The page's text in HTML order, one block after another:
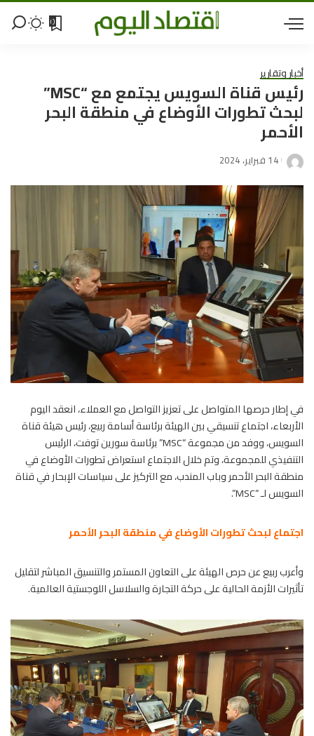
0
أخبار وتقارير
رئيس قناة السويس يجتمع مع “MSC”
لبحث تطورات الأوضاع في منطقة البحر
الأحمر
14 فبراير، 2024
في إطار حرصها المتواصل على تعزيز التواصل مع العملاء، انعقد اليوم
الأربعاء، اجتماع تنسيقي بين الهيئة برئاسة أسامة ربيع، رئيس هيئة قناة
السويس، ووفد من مجموعة “MSC” برئاسة سورين توفت، الرئيس
التنفيذي للمجموعة، وتم خلال الاجتماع استعراض تطورات الأوضاع في
منطقة البحر الأحمر وباب المندب، مع التركيز على سياسات الإبحار في قناة
السويس لـ “MSC”.
اجتماع لبحث تطورات الأوضاع في منطقة البحر الأحمر
وأعرب ربيع عن حرص الهيئة على التعاون المستمر والتنسيق المباشر لتقليل
تأثيرات الأزمة الحالية على حركة التجارة والسلاسل اللوجستية العالمية.